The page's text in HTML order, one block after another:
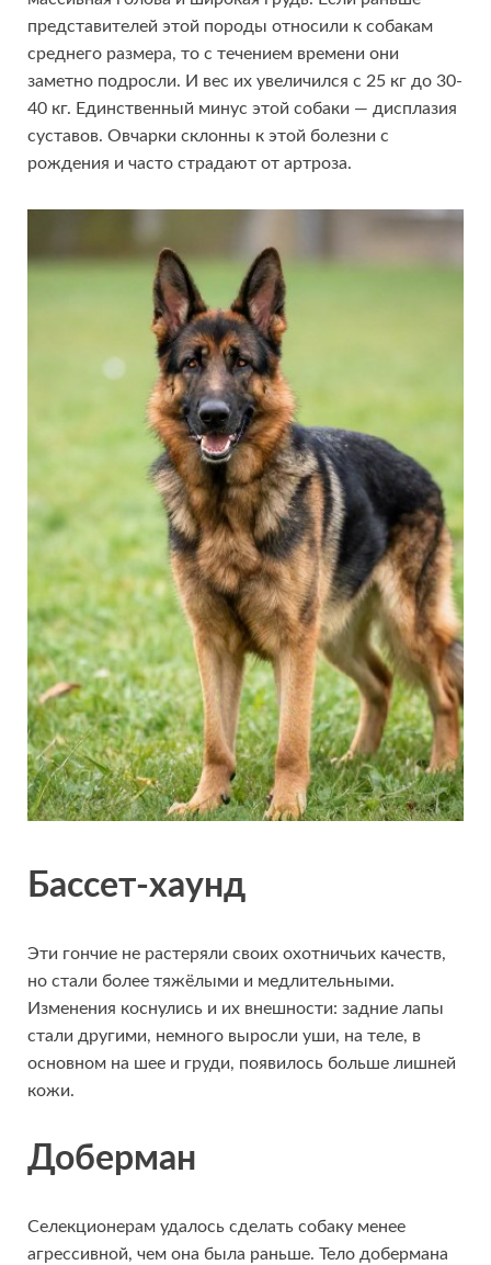
представителей этой породы относили к собакам
среднего размера, то с течением времени они
заметно подросли. И вес их увеличился с 25 кг до 30-
40 кг. Единственный минус этой собаки — дисплазия
суставов. Овчарки склонны к этой болезни с
рождения и часто страдают от артроза.
Бассет-хаунд
Эти гончие не растеряли своих охотничьих качеств,
но стали более тяжёлыми и медлительными.
Изменения коснулись и их внешности: задние лапы
стали другими, немного выросли уши, на теле, в
основном на шее и груди, появилось больше лишней
кожи.
Доберман
Селекционерам удалось сделать собаку менее
агрессивной, чем она была раньше. Тело добермана